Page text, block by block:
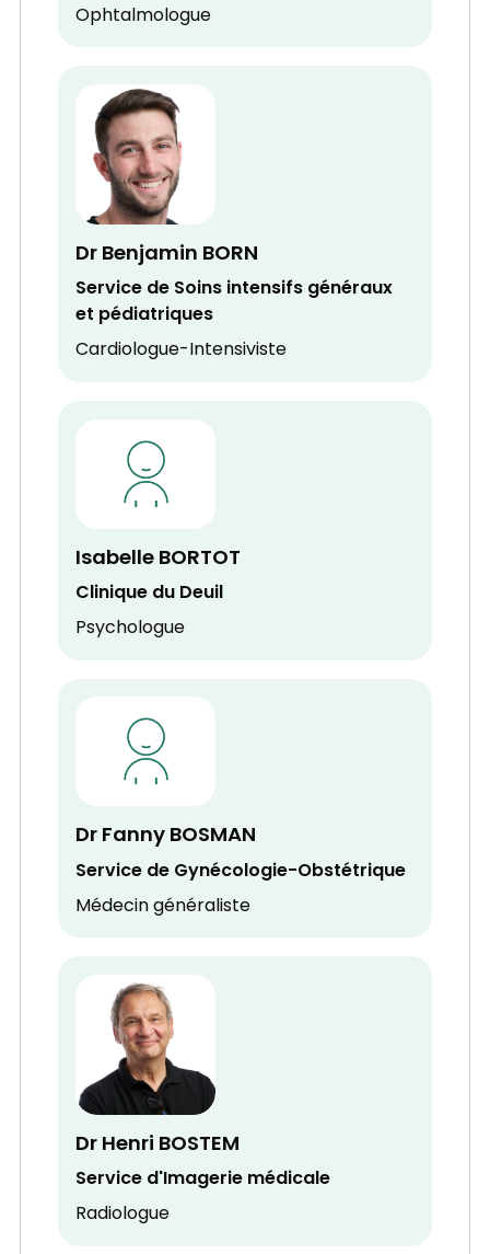
Ophtalmologue
Dr Benjamin BORN
Service de Soins intensifs généraux
et pédiatriques
Cardiologue-Intensiviste
Isabelle BORTOT
Clinique du Deuil
Psychologue
Dr Fanny BOSMAN
Service de Gynécologie-Obstétrique
Médecin généraliste
Dr Henri BOSTEM
Service d'Imagerie médicale
Radiologue